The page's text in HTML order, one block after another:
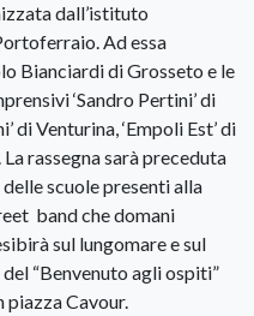
dall’istituto
Ad essa
Bianciardi di Grosseto e le
‘Sandro Pertini’ di
di Venturina, ‘Empoli Est’ di
La rassegna sarà preceduta
scuole presenti alla
band che domani
sul lungomare e sul
“Benvenuto agli ospiti”
piazza Cavour.